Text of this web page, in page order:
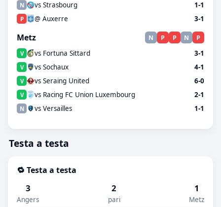
N vs Strasbourg 1-1
P @ Auxerre 3-1
Metz N P P N P
V vs Fortuna Sittard 3-1
V vs Sochaux 4-1
V vs Seraing United 6-0
V vs Racing FC Union Luxembourg 2-1
N vs Versailles 1-1
Testa a testa
🔁 Testa a testa
3
Angers
2
pari
1
Metz